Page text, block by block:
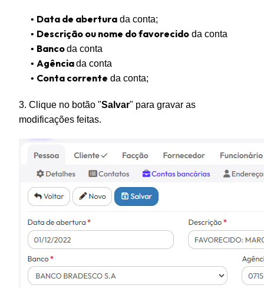
• Data de abertura da conta;
• Descrição ou nome do favorecido da conta
• Bancoda conta
• Agênciada conta
• Conta corrente da conta;
3. Clique no botão "Salvar" para gravar as
modificações feitas.